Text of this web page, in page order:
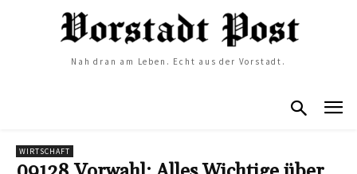
Nah dran am Leben. Echt aus der Vorstadt.
WIRTSCHAFT